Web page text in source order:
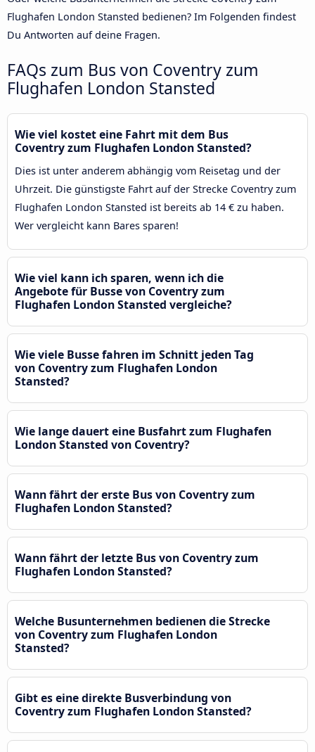
Flughafen London Stansted bedienen? Im Folgenden findest
Du Antworten auf deine Fragen.
FAQs zum Bus von Coventry zum
Flughafen London Stansted
Wie viel kostet eine Fahrt mit dem Bus
Coventry zum Flughafen London Stansted?
Dies ist unter anderem abhängig vom Reisetag und der
Uhrzeit. Die günstigste Fahrt auf der Strecke Coventry zum
Flughafen London Stansted ist bereits ab 14 € zu haben.
Wer vergleicht kann Bares sparen!
Wie viel kann ich sparen, wenn ich die
Angebote für Busse von Coventry zum
Flughafen London Stansted vergleiche?
Wie viele Busse fahren im Schnitt jeden Tag
von Coventry zum Flughafen London
Stansted?
Wie lange dauert eine Busfahrt zum Flughafen
London Stansted von Coventry?
Wann fährt der erste Bus von Coventry zum
Flughafen London Stansted?
Wann fährt der letzte Bus von Coventry zum
Flughafen London Stansted?
Welche Busunternehmen bedienen die Strecke
von Coventry zum Flughafen London
Stansted?
Gibt es eine direkte Busverbindung von
Coventry zum Flughafen London Stansted?